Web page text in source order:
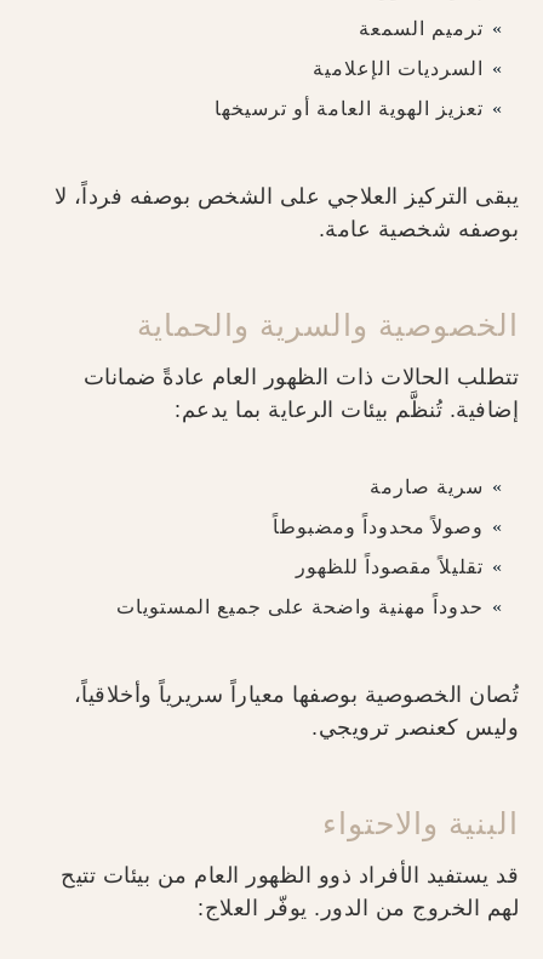
ترميم السمعة
السرديات الإعلامية
تعزيز الهوية العامة أو ترسيخها
يبقى التركيز العلاجي على الشخص بوصفه فرداً، لا
بوصفه شخصية عامة.
الخصوصية والسرية والحماية
تتطلب الحالات ذات الظهور العام عادةً ضمانات
إضافية. تُنظَّم بيئات الرعاية بما يدعم:
سرية صارمة
وصولاً محدوداً ومضبوطاً
تقليلاً مقصوداً للظهور
حدوداً مهنية واضحة على جميع المستويات
تُصان الخصوصية بوصفها معياراً سريرياً وأخلاقياً،
وليس كعنصر ترويجي.
البنية والاحتواء
قد يستفيد الأفراد ذوو الظهور العام من بيئات تتيح
لهم الخروج من الدور. يوفّر العلاج: